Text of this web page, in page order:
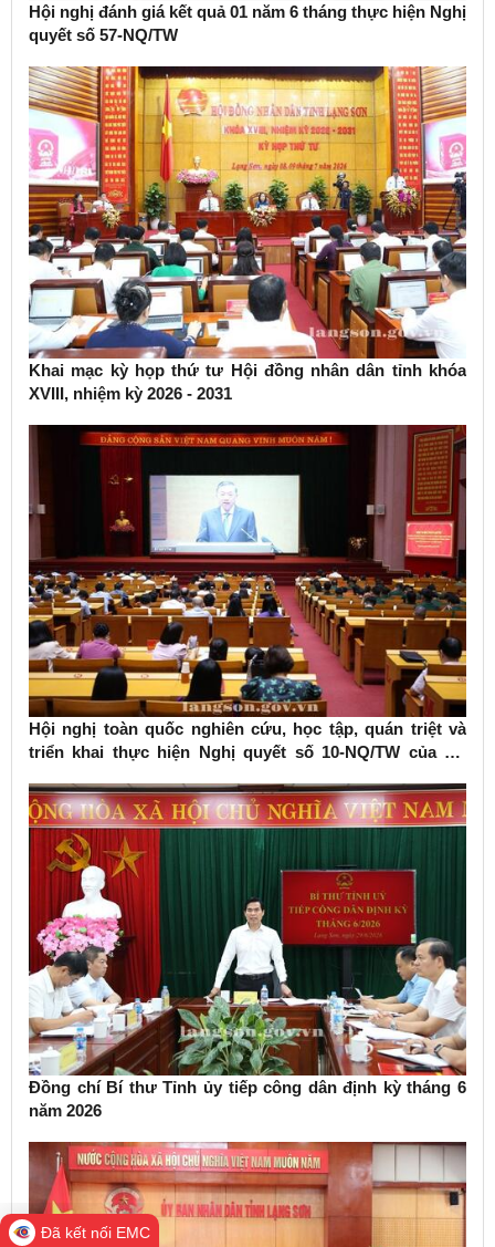
Hội nghị đánh giá kết quả 01 năm 6 tháng thực hiện Nghị
quyết số 57-NQ/TW
Khai mạc kỳ họp thứ tư Hội đồng nhân dân tỉnh khóa
XVIII, nhiệm kỳ 2026 - 2031
Hội nghị toàn quốc nghiên cứu, học tập, quán triệt và
triển khai thực hiện Nghị quyết số 10-NQ/TW của Bộ
Đồng chí Bí thư Tỉnh ủy tiếp công dân định kỳ tháng 6
năm 2026
Đã kết nối EMC